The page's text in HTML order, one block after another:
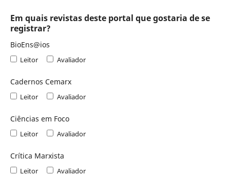
Em quais revistas deste portal que gostaria de se
registrar?
BioEns@ios
Leitor Avaliador
Cadernos Cemarx
Leitor Avaliador
Ciências em Foco
Leitor Avaliador
Crítica Marxista
Leitor Avaliador